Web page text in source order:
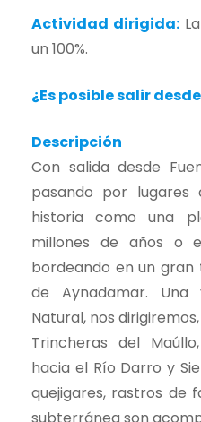
Actividad dirigida:
un 100%.
¿Es posible salir
Descripción
Con salida desde
pasando por
historia como una
millones de años o
bordeando en un
de Aynadamar.
Natural, nos
Trincheras del
hacia el Río Darro y
quejigares, rastros de
subterránea son